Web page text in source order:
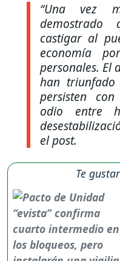
“Una vez
castigar al
economía
personales. El
han
persisten
odio entre
el post.
Te